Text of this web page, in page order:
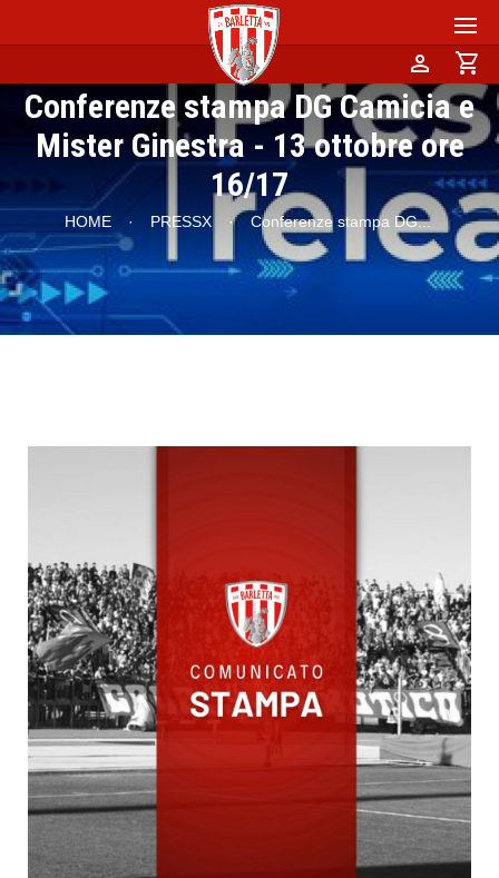
person shopping_cart
Conferenze stampa DG Camicia e
Mister Ginestra - 13 ottobre ore
16/17
HOME · PRESSX · Conferenze stampa DG...